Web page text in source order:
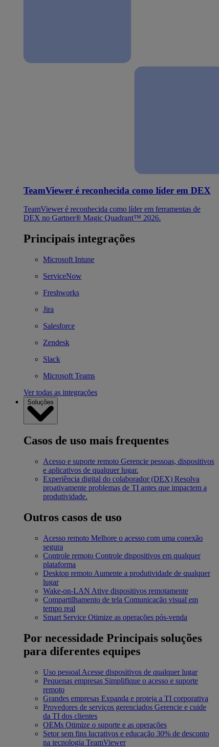
TeamViewer é reconhecida como líder em DEX
TeamViewer é reconhecida como líder em ferramentas de
DEX no Gartner® Magic Quadrant™ 2026.
Principais integrações
Microsoft Intune
ServiceNow
Freshworks
Jira
Salesforce
Zendesk
Slack
Microsoft Teams
Ver todas as integrações
Soluções
Casos de uso mais frequentes
Acesso e suporte remoto Gerencie pessoas, dispositivos
e aplicativos de qualquer lugar.
Experiência digital do colaborador (DEX) Resolva
proativamente problemas de TI antes que impactem a
produtividade.
Outros casos de uso
Acesso remoto Melhore o acesso com uma conexão
segura
Controle remoto Controle dispositivos em qualquer
plataforma
Desktop remoto Aumente a produtividade de qualquer
lugar
Wake-on-LAN Ative dispositivos remotamente
Compartilhamento de tela Comunicação visual em
tempo real
Smart Service Otimize as operações pós-venda
Por necessidade Principais soluções
para diferentes equipes
Uso pessoal Acesse dispositivos de qualquer lugar
Pequenas empresas Simplifique o acesso e suporte
remoto
Grandes empresas Expanda e proteja a TI corporativa
Provedores de serviços gerenciados Gerencie e cuide
da TI dos clientes
OEMs Otimize o suporte e as operações
Setor sem fins lucrativos e educação 30% de desconto
na tecnologia TeamViewer